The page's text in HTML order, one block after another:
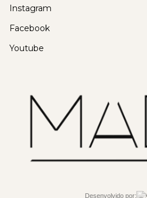
Instagram
Facebook
Youtube
Desenvolvido por: